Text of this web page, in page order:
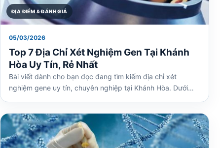
ĐỊA ĐIỂM & ĐÁNH GIÁ
05/03/2026
Top 7 Địa Chỉ Xét Nghiệm Gen Tại Khánh
Hòa Uy Tín, Rẻ Nhất
Bài viết dành cho bạn đọc đang tìm kiếm địa chỉ xét
nghiệm gene uy tín, chuyên nghiệp tại Khánh Hòa. Dưới…